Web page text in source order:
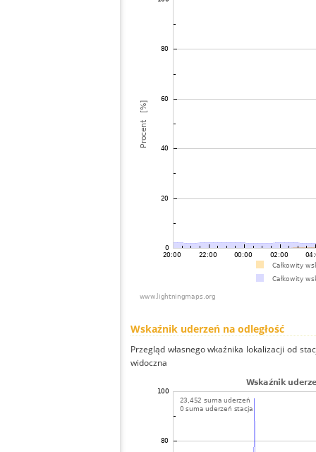
Wskaźnik uderzeń na odległość
Przegląd własnego wkaźnika lokalizacji od
widoczna